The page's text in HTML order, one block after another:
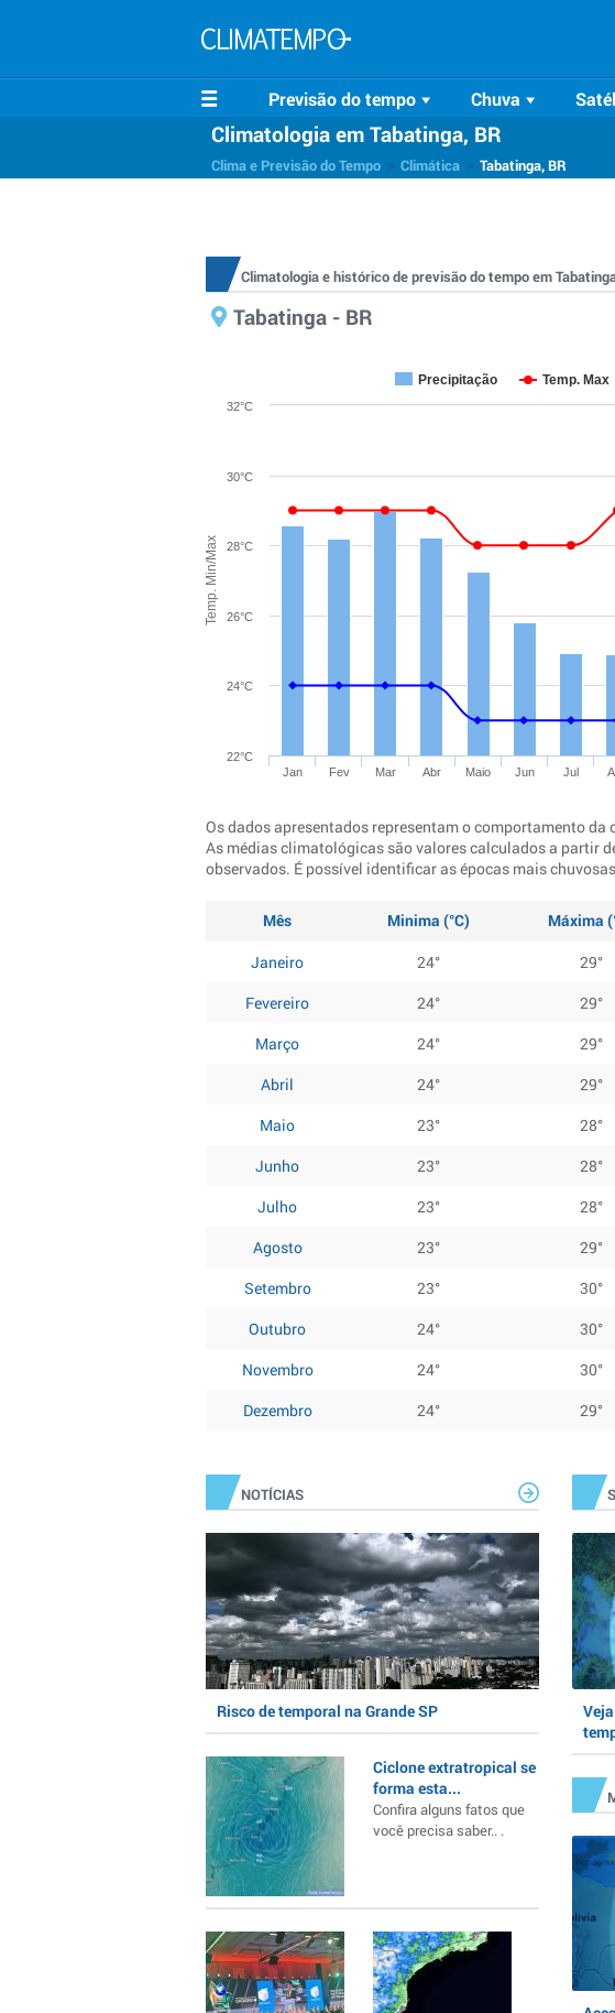
Previsão do tempo Chuva
Climatologia em Tabatinga, BR
Clima e Previsão do Tempo Climática Tabatinga, BR
Climatologia e histórico de previsão do tempo em
Tabatinga - BR
Temp. Min/Max
Precipitação Temp. Max
Jan Fev Mar Abr Maio Jun Jul
22°C
24°C
26°C
28°C
30°C
32°C
Os dados apresentados representam o comportamento da
As médias climatológicas são valores calculados a partir
observados. É possível identificar as épocas mais
Mês Minima (°C) Máxima
Janeiro
24° 29°
Fevereiro
24° 29°
Março
24° 29°
Abril
24° 29°
Maio
23° 28°
Junho
23° 28°
Julho
23° 28°
Agosto
23° 29°
Setembro
23° 30°
Outubro
24° 30°
Novembro
24° 30°
Dezembro
24° 29°
NOTÍCIAS
Risco de temporal na Grande SP
Ciclone extratropical se
forma esta...
Confira alguns fatos que
você precisa saber.. .